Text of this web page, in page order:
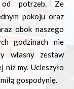
potrzeb. Ze
pokoju oraz
obok naszego
godzinach nie
własny zestaw
niż my. Ucieszyło
gospodynię.